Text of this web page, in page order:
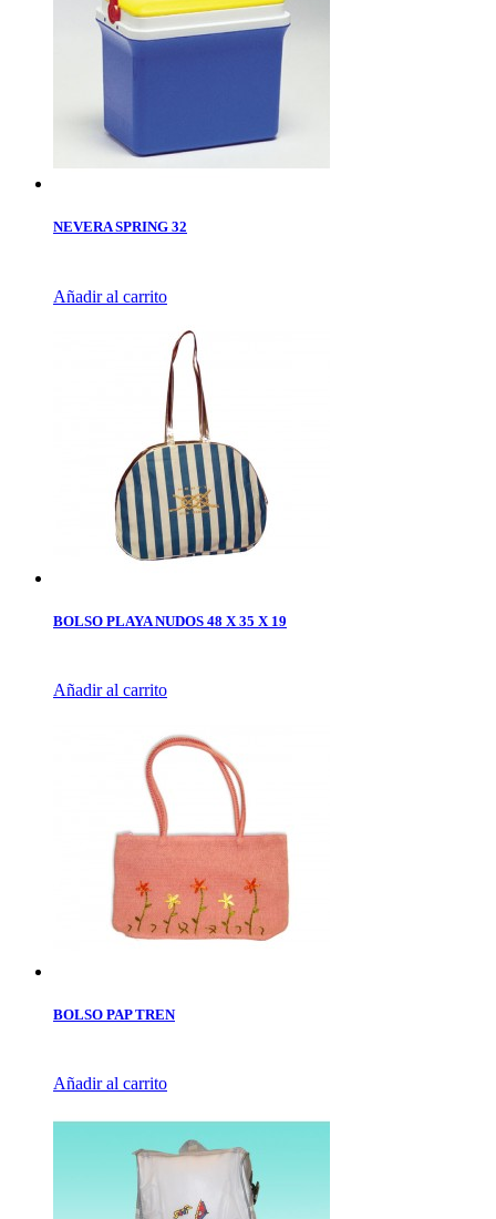
NEVERA SPRING 32
Añadir al carrito
BOLSO PLAYA NUDOS 48 X 35 X 19
Añadir al carrito
BOLSO PAP TREN
Añadir al carrito